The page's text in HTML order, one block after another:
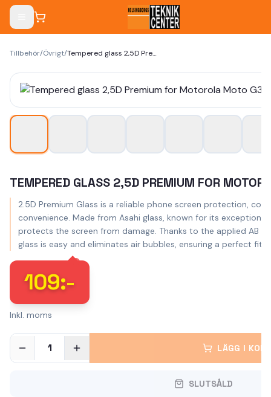
Tillbehör/Övrigt/ Tempered glass 2,5D Premium for Motorola Moto G34 5G
TEMPERED GLASS 2,5D PREMIUM FOR
2.5D Premium Glass is a reliable phone screen protection,
convenience. Made from Asahi glass, known for its
protects the screen from damage. Thanks to the applied AB
glass is easy and eliminates air bubbles, ensuring a perfect fit.
109:-
Inkl. moms
1 LÄGG I
SLUTSÅLD